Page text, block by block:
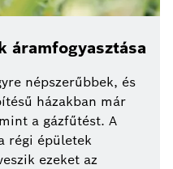
áramfogyasztása
népszerűbbek, és
házakban már
a gázfűtést. A
régi épületek
ezeket az